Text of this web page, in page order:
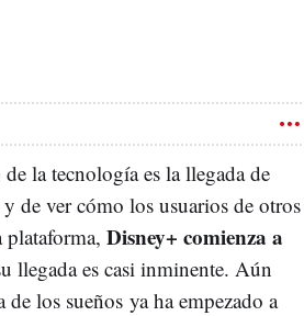
la tecnología es la llegada de
de ver cómo los usuarios de otros
plataforma, Disney+ comienza a
llegada es casi inminente. Aún
de los sueños ya ha empezado a